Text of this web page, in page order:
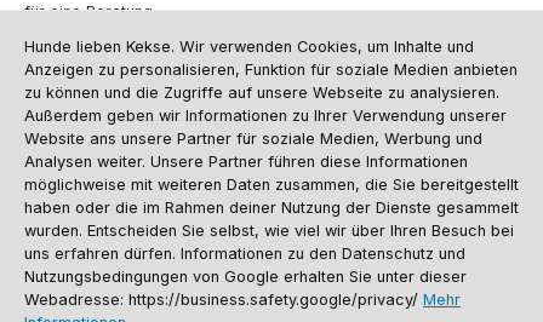
für eine Beratung.
Oder über unserKontaktformular.
Vertrag widerrufen
Kundenservice
Informationen
Social Media und Kontakt
Hunde lieben Kekse. Wir verwenden Cookies, um Inhalte und
Anzeigen zu personalisieren, Funktion für soziale Medien anbieten
zu können und die Zugriffe auf unsere Webseite zu analysieren.
Außerdem geben wir Informationen zu Ihrer Verwendung unserer
Website ans unsere Partner für soziale Medien, Werbung und
Analysen weiter. Unsere Partner führen diese Informationen
möglichweise mit weiteren Daten zusammen, die Sie bereitgestellt
haben oder die im Rahmen deiner Nutzung der Dienste gesammelt
wurden. Entscheiden Sie selbst, wie viel wir über Ihren Besuch bei
uns erfahren dürfen. Informationen zu den Datenschutz und
Nutzungsbedingungen von Google erhalten Sie unter dieser
Webadresse: https://business.safety.google/privacy/ Mehr